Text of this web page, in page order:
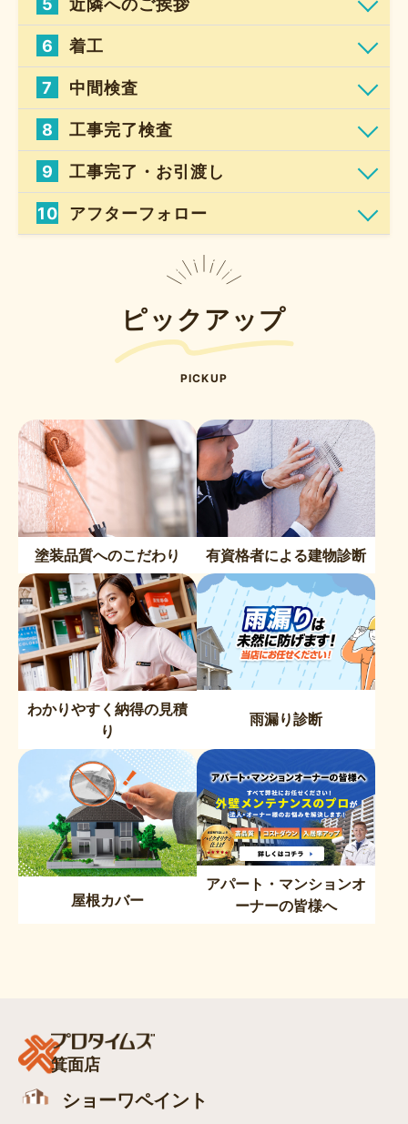
近隣へのご挨拶
6 着工
7 中間検査
8 工事完了検査
9 工事完了・お引渡し
10 アフターフォロー
ピックアップ
PICKUP
塗装品質へのこだわり 有資格者による建物診断
わかりやすく納得の見積
り
雨漏り診断
屋根カバー
アパート・マンションオ
ーナーの皆様へ
箕面店
ショーワペイント